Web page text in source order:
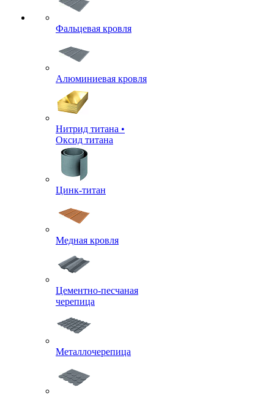
Фальцевая кровля
Алюминиевая кровля
Нитрид титана •
Оксид титана
Цинк-титан
Медная кровля
Цементно-песчаная
черепица
Металлочерепица